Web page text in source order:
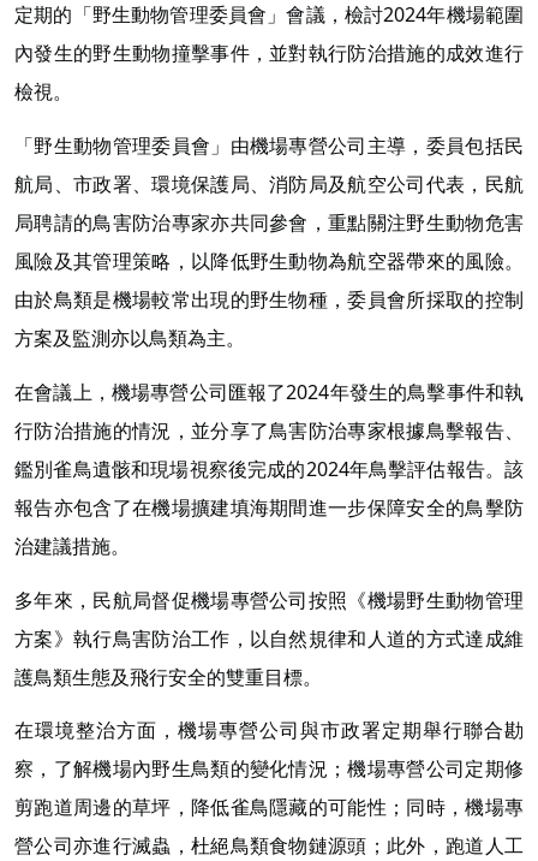
定期的「野生動物管理委員會」會議，檢討2024年機場範圍
內發生的野生動物撞擊事件，並對執行防治措施的成效進行
檢視。
「野生動物管理委員會」由機場專營公司主導，委員包括民
航局、市政署、環境保護局、消防局及航空公司代表，民航
局聘請的鳥害防治專家亦共同參會，重點關注野生動物危害
風險及其管理策略，以降低野生動物為航空器帶來的風險。
由於鳥類是機場較常出現的野生物種，委員會所採取的控制
方案及監測亦以鳥類為主。
在會議上，機場專營公司匯報了2024年發生的鳥擊事件和執
行防治措施的情況，並分享了鳥害防治專家根據鳥擊報告、
鑑別雀鳥遺骸和現場視察後完成的2024年鳥擊評估報告。該
報告亦包含了在機場擴建填海期間進一步保障安全的鳥擊防
治建議措施。
多年來，民航局督促機場專營公司按照《機場野生動物管理
方案》執行鳥害防治工作，以自然規律和人道的方式達成維
護鳥類生態及飛行安全的雙重目標。
在環境整治方面，機場專營公司與市政署定期舉行聯合勘
察，了解機場內野生鳥類的變化情況；機場專營公司定期修
剪跑道周邊的草坪，降低雀鳥隱藏的可能性；同時，機場專
營公司亦進行滅蟲，杜絕鳥類食物鏈源頭；此外，跑道人工